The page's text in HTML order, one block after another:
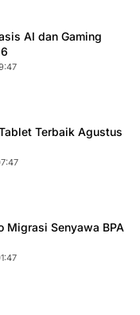
AI dan Gaming
Terbaik Agustus
Migrasi Senyawa BPA